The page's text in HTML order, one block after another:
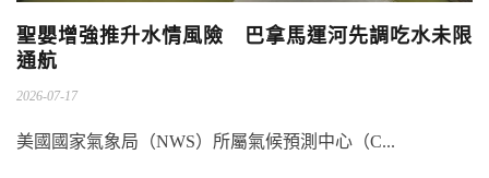
聖嬰增強推升水情風險 巴拿馬運河先調吃水未限
通航
2026-07-17
美國國家氣象局（NWS）所屬氣候預測中心（C...